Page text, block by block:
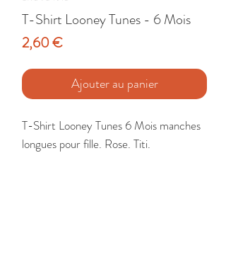
T-Shirt Looney Tunes - 6 Mois
2,60 €Prix
Ajouter au panier
T-Shirt Looney Tunes 6 Mois manches
longues pour fille. Rose. Titi.